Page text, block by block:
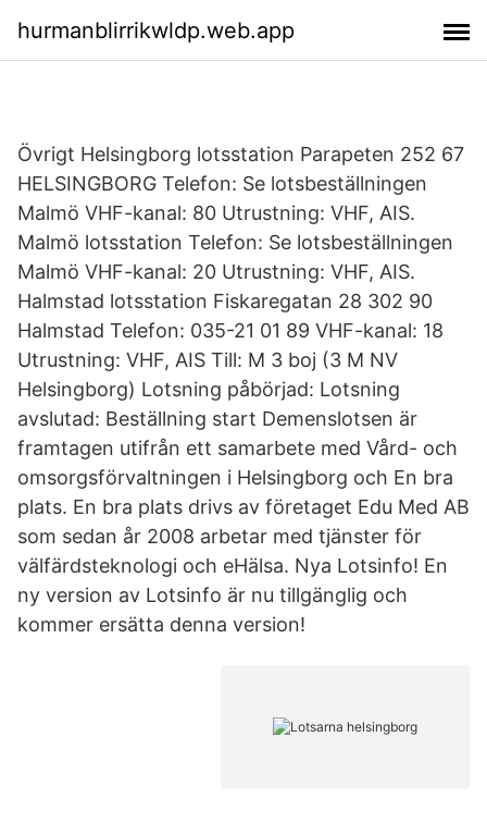
hurmanblirrikwldp.web.app
Övrigt Helsingborg lotsstation Parapeten 252 67
HELSINGBORG Telefon: Se lotsbeställningen
Malmö VHF-kanal: 80 Utrustning: VHF, AIS.
Malmö lotsstation Telefon: Se lotsbeställningen
Malmö VHF-kanal: 20 Utrustning: VHF, AIS.
Halmstad lotsstation Fiskaregatan 28 302 90
Halmstad Telefon: 035-21 01 89 VHF-kanal: 18
Utrustning: VHF, AIS Till: M 3 boj (3 M NV
Helsingborg) Lotsning påbörjad: Lotsning
avslutad: Beställning start Demenslotsen är
framtagen utifrån ett samarbete med Vård- och
omsorgsförvaltningen i Helsingborg och En bra
plats. En bra plats drivs av företaget Edu Med AB
som sedan år 2008 arbetar med tjänster för
välfärdsteknologi och eHälsa. Nya Lotsinfo! En
ny version av Lotsinfo är nu tillgänglig och
kommer ersätta denna version!